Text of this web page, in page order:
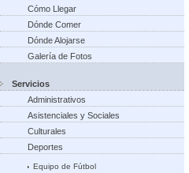
Cómo Llegar
Dónde Comer
Dónde Alojarse
Galería de Fotos
Servicios
Administrativos
Asistenciales y Sociales
Culturales
Deportes
Equipo de Fútbol